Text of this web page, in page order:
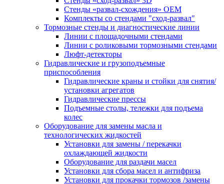
Стенды «развал-схождения» ОЕМ
Комплекты со стендами "сход-развал"
Тормозные стенды и диагностические линии
Линии с площадочными стендами
Линии с роликовыми тормозными стендами
Люфт-детекторы
Гидравлические и грузоподъемные
приспособления
Гидравлические краны и стойки для снятия/
установки агрегатов
Гидравлические прессы
Подъемные столы, тележки для подъема
колес
Оборудование для замены масла и
технологических жидкостей
Установки для замены / перекачки
охлаждающей жидкости
Оборудование для раздачи масел
Установки для сбора масел и антифриза
Установки для прокачки тормозов /замены